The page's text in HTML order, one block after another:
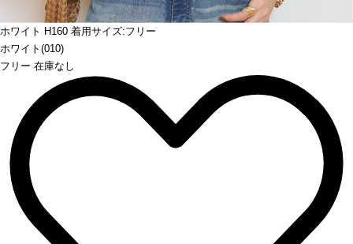
ホワイト H160 着用サイズ:フリー
ホワイト(010)
フリー 在庫なし